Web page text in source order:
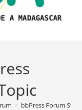
> bbPress Forum